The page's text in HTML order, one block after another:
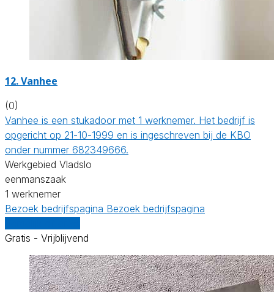
12. Vanhee
(0)
Vanhee is een stukadoor met 1 werknemer. Het bedrijf is
opgericht op 21-10-1999 en is ingeschreven bij de KBO
onder nummer 682349666.
Werkgebied Vladslo
eenmanszaak
1 werknemer
Bezoek bedrijfspagina Bezoek bedrijfspagina
Gratis - Vrijblijvend